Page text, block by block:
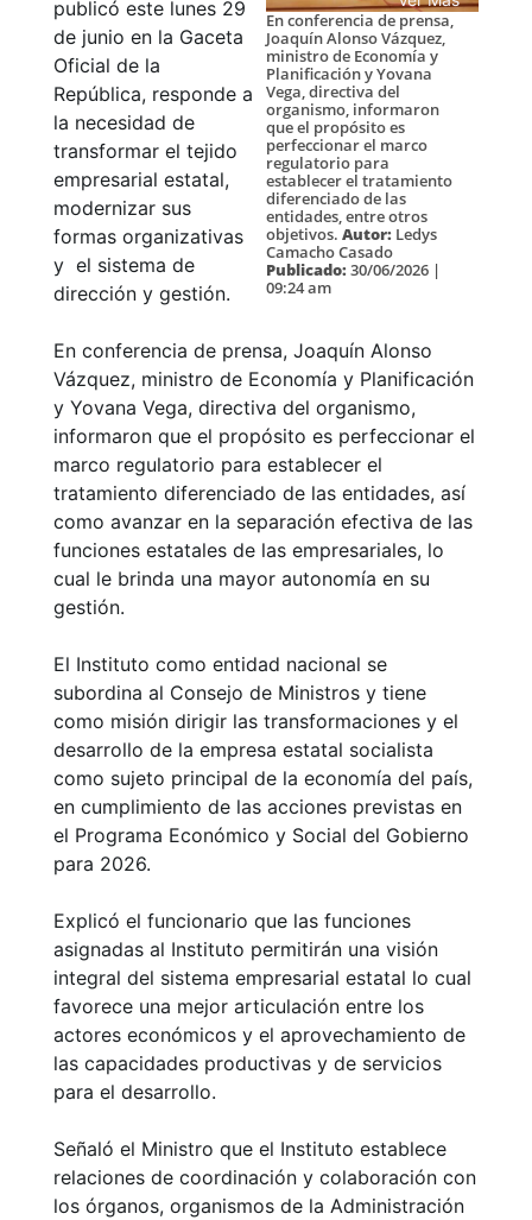
En conferencia de prensa,
Joaquín Alonso Vázquez,
ministro de Economía y
Planificación y Yovana
Vega, directiva del
organismo, informaron
que el propósito es
perfeccionar el marco
regulatorio para
establecer el tratamiento
diferenciado de las
entidades, entre otros
objetivos. Autor: Ledys
Camacho Casado
Publicado: 30/06/2026 |
09:24 am
publicó este lunes 29
de junio en la Gaceta
Oficial de la
República, responde a
la necesidad de
transformar el tejido
empresarial estatal,
modernizar sus
formas organizativas
y el sistema de
dirección y gestión.
En conferencia de prensa, Joaquín Alonso
Vázquez, ministro de Economía y Planificación
y Yovana Vega, directiva del organismo,
informaron que el propósito es perfeccionar el
marco regulatorio para establecer el
tratamiento diferenciado de las entidades, así
como avanzar en la separación efectiva de las
funciones estatales de las empresariales, lo
cual le brinda una mayor autonomía en su
gestión.
El Instituto como entidad nacional se
subordina al Consejo de Ministros y tiene
como misión dirigir las transformaciones y el
desarrollo de la empresa estatal socialista
como sujeto principal de la economía del país,
en cumplimiento de las acciones previstas en
el Programa Económico y Social del Gobierno
para 2026.
Explicó el funcionario que las funciones
asignadas al Instituto permitirán una visión
integral del sistema empresarial estatal lo cual
favorece una mejor articulación entre los
actores económicos y el aprovechamiento de
las capacidades productivas y de servicios
para el desarrollo.
Señaló el Ministro que el Instituto establece
relaciones de coordinación y colaboración con
los órganos, organismos de la Administración